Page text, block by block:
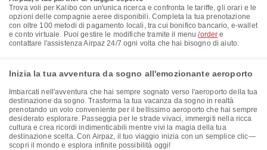
Trova voli per Kalibo con un'unica ricerca e confronta le tariffe, gli orari e le
opzioni delle compagnie aeree disponibili. Completa la tua prenotazione
con oltre 100 metodi di pagamento locali, tra cui bonifico bancario, e-wallet
e conto virtuale. Puoi gestire le modifiche tramite il menu/order e
contattare l'assistenza Airpaz 24/7 ogni volta che hai bisogno di aiuto.
Inizia la tua avventura da sogno all'emozionante aeroporto
Imbarcati nell'avventura che hai sempre sognato verso l'aeroporto della tua
destinazione da sogno. Trasforma la tua vacanza da sogno in realtà
prenotando un volo conveniente per il bellissimo aeroporto che hai sempre
desiderato esplorare. Passeggia per le strade vivaci, immergiti nella ricca
cultura e crea ricordi indimenticabili mentre vivi la magia della tua
destinazione scelta. Con Airpaz, il tuo viaggio inizia con un semplice clic—
scopri il mondo e esplora infinite possibilità oggi!